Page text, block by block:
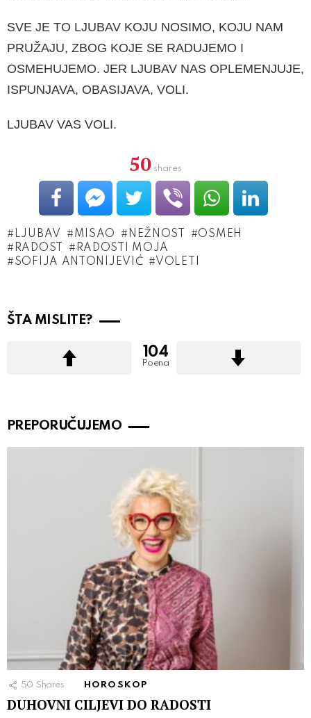
SVE JE TO LJUBAV KOJU NOSIMO, KOJU NAM
PRUŽAJU, ZBOG KOJE SE RADUJEMO I
OSMEHUJEMO. JER LJUBAV NAS OPLEMENJUJE,
ISPUNJAVA, OBASIJAVA, VOLI.
LJUBAV VAS VOLI.
50 shares
LJUBAV MISAO NEŽNOST
OSMEH
RADOST
RADOSTI MOJA
SOFIJA ANTONIJEVIĆ
VOLETI
ŠTA MISLITE?
104
Poena
PREPORUČUJEMO
50 Shares HOROSKOP
DUHOVNI CILJEVI DO RADOSTI